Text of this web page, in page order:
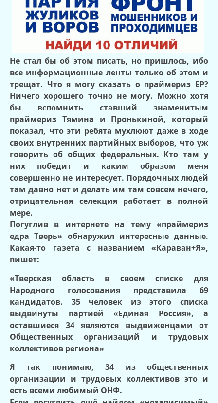
Не стал бы об этом писать, но пришлось, ибо
все информационные ленты только об этом и
трещат. Что я могу сказать о праймериз ЕР?
Ничего хорошего точно не могу. Можно хотя
бы вспомнить ставший знаменитым
праймериз Тямина и Пронькиной, который
показал, что эти ребята мухлюют даже в ходе
своих внутренних партийных выборов, что уж
говорить об общих федеральных. Кто там у
них победит и каким образом меня
совершенно не интересует. Порядочных людей
там давно нет и делать им там совсем нечего,
отрицательная селекция работает в полной
мере.
Погуглив в интернете на тему «праймериз
едра Тверь» обнаружил интересные данные.
Какая-то газета с названием «Караван+Я»,
пишет:
«Тверская область в своем списке для
Народного голосования представила 69
кандидатов. 35 человек из этого списка
выдвинуты партией «Единая Россия», а
оставшиеся 34 являются выдвиженцами от
Общественных организаций и трудовых
коллективов региона»
Я так понимаю, 34 из общественных
организации и трудовых коллективов это и
есть всеми любимый ОНФ.